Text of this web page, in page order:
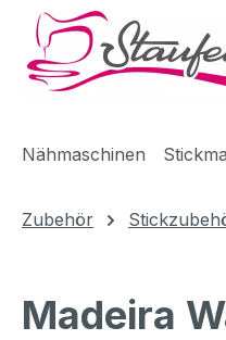
Hauptinhalt springen
Zur Suche springen
Zur Hauptnavigation
Nähmaschinen
Zubehör
Madeira